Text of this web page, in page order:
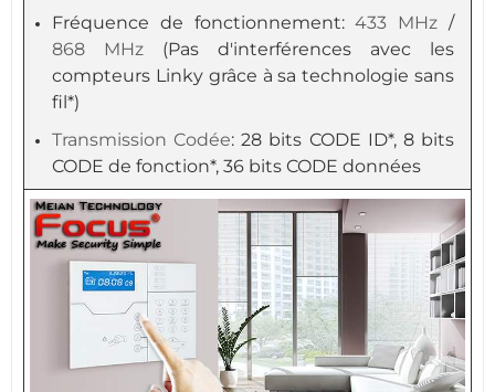
Fréquence de fonctionnement:433 MHz /
868 MHz (Pas d'interférences avec les
compteurs Linky grâce à sa technologie sans
fil*)
Transmission Codée: 28 bits CODE ID*, 8 bits
CODE de fonction*, 36 bits CODE données